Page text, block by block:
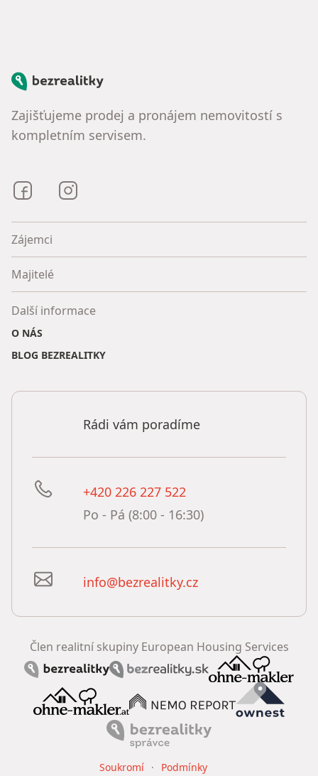
Bezrealitky
Zajišťujeme prodej a pronájem nemovitostí s
kompletním servisem.
Bezrealitky na Facebooku
Zájemci
Majitelé
Další informace
O NÁS
BLOG BEZREALITKY
Rádi vám poradíme
+420 226 227 522
Po - Pá (8:00 - 16:30)
info@bezrealitky.cz
Člen realitní skupiny European Housing Services
Soukromí Podmínky